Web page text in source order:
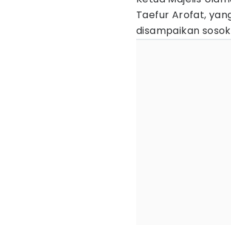
Taefur Arofat,
disampaikan